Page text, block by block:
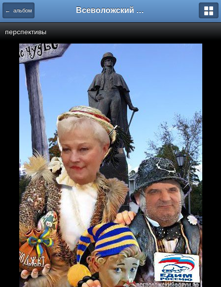
← альбом Всеволожский форум
перспективы